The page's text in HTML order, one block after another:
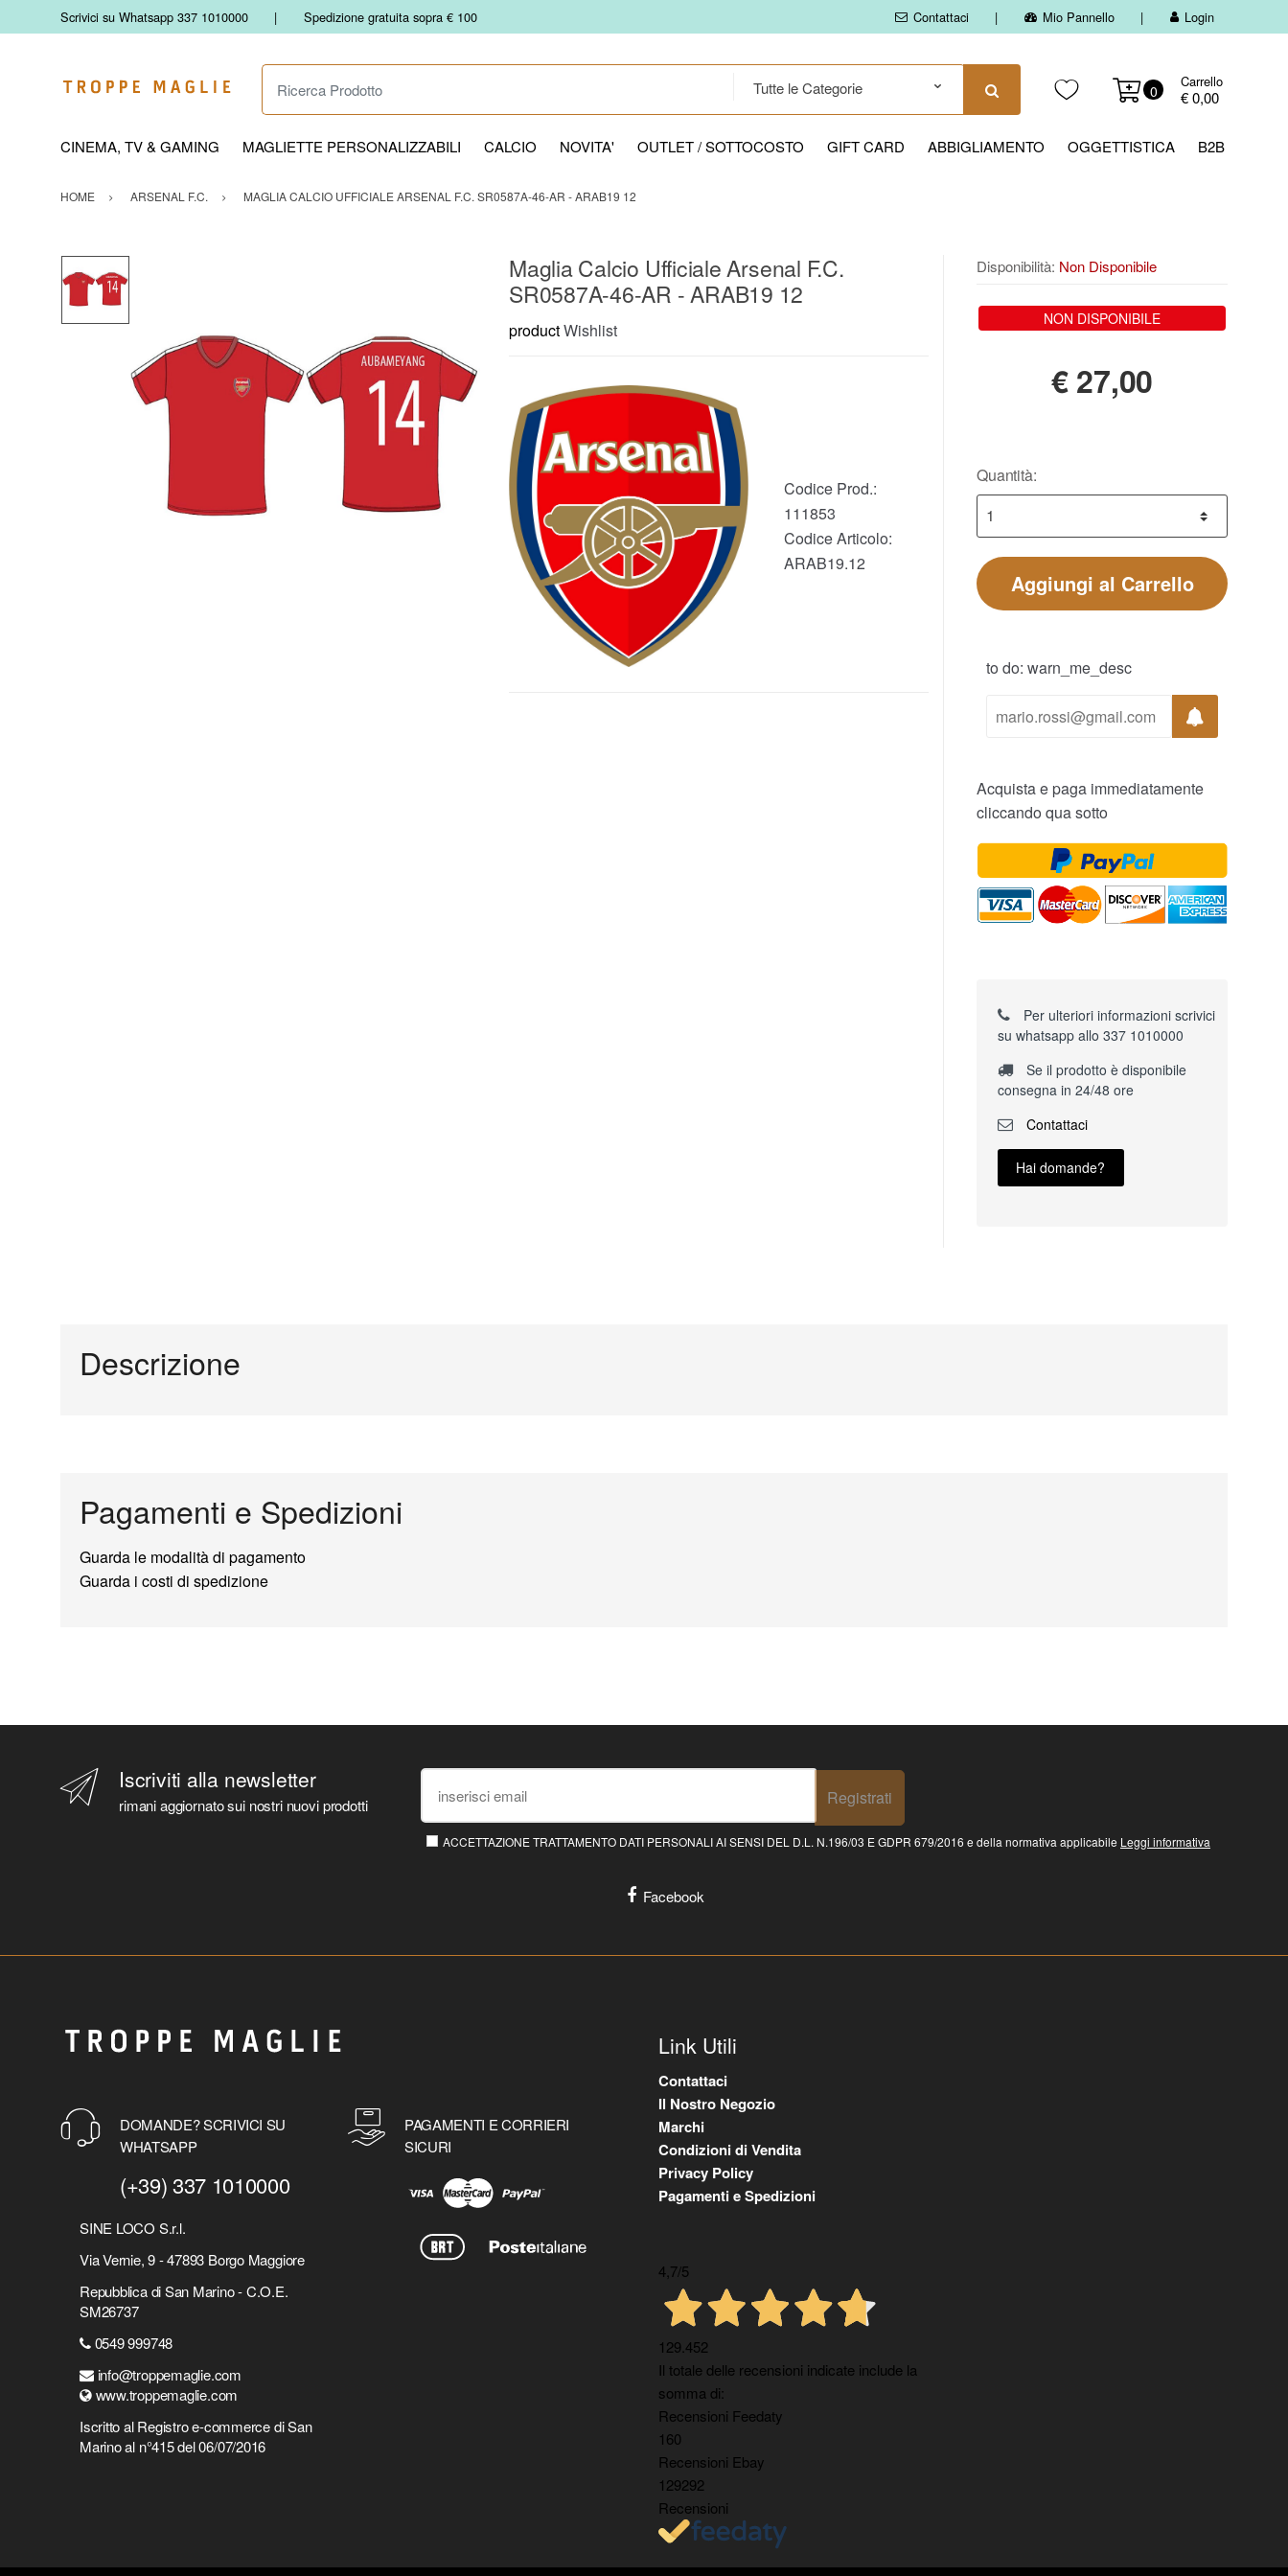
Scrivici su Whatsapp 337 1010000 Spedizione gratuita sopra € 100 Contattaci Mio Pannello Login
Ricerca Prodotto
0
Carrello
€ 0,00
CINEMA, TV & GAMING MAGLIETTE PERSONALIZZABILI CALCIO NOVITA' OUTLET / SOTTOCOSTO GIFT CARD ABBIGLIAMENTO OGGETTISTICA B2B
HOME ARSENAL F.C. MAGLIA CALCIO UFFICIALE ARSENAL F.C. SR0587A-46-AR - ARAB19 12
Maglia Calcio Ufficiale Arsenal F.C.
SR0587A-46-AR - ARAB19 12
productWishlist
Codice Prod.:
111853
Codice Articolo:
ARAB19.12
Disponibilità: Non Disponibile
NON DISPONIBILE
€27,00
Quantità:
Aggiungi al Carrello
to do: warn_me_desc
Acquista e paga immediatamente
cliccando qua sotto
Per ulteriori informazioni scrivici
su whatsapp allo 337 1010000
Se il prodotto è disponibile
consegna in 24/48 ore
Contattaci
Hai domande?
Descrizione
Pagamenti e Spedizioni
Guarda le modalità di pagamento
Guarda i costi di spedizione
Iscriviti alla newsletter
rimani aggiornato sui nostri nuovi prodotti Registrati
ACCETTAZIONE TRATTAMENTO DATI PERSONALI AI SENSI DEL D.L. N.196/03 E GDPR 679/2016 e della normativa applicabile Leggi informativa
Facebook
DOMANDE? SCRIVICI SU
WHATSAPP
(+39) 337 1010000
SINE LOCO S.r.l.
Via Vernie, 9 - 47893 Borgo Maggiore
Repubblica di San Marino - C.O.E.
SM26737
0549 999748
info@troppemaglie.com
www.troppemaglie.com
Iscritto al Registro e-commerce di San
Marino al n°415 del 06/07/2016
PAGAMENTI E CORRIERI
SICURI
Link Utili
Contattaci
Il Nostro Negozio
Marchi
Condizioni di Vendita
Privacy Policy
Pagamenti e Spedizioni
4,7/5
129.452
Il totale delle recensioni indicate include la
somma di:
Recensioni Feedaty
160
Recensioni Ebay
129292
Recensioni